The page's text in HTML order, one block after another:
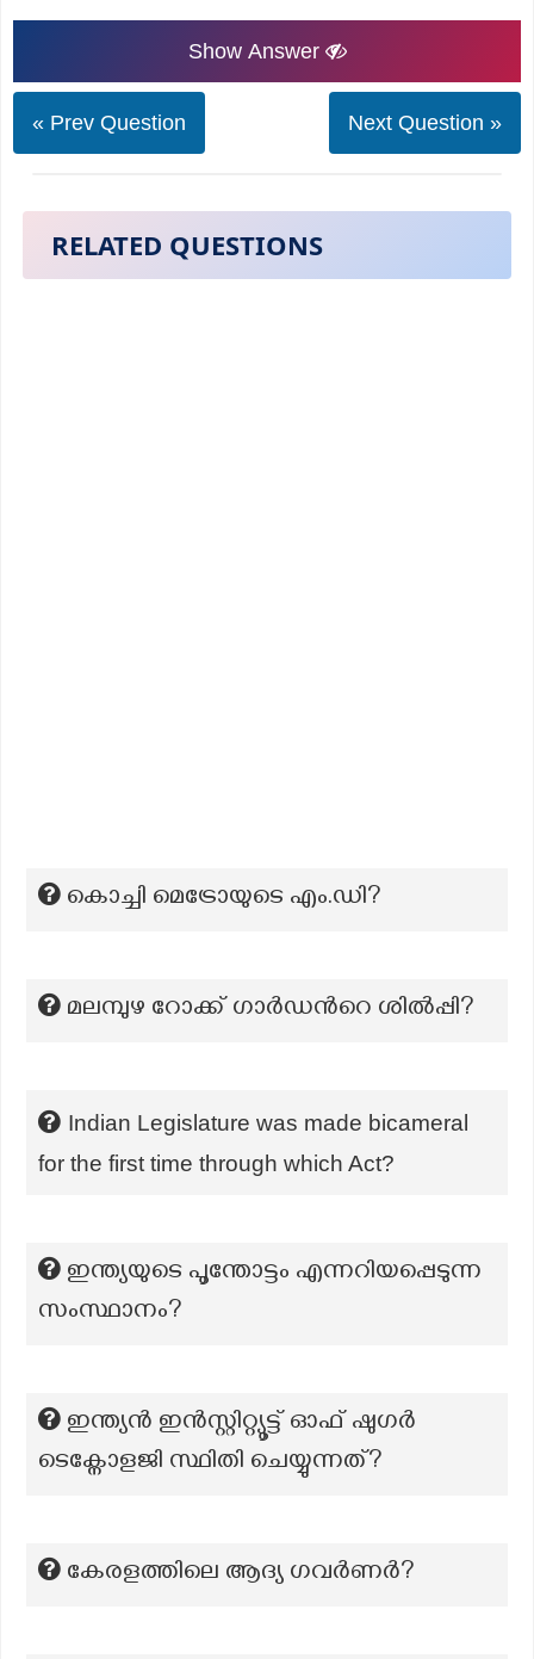
Show Answer
« Prev Question Next Question »
RELATED QUESTIONS
കൊച്ചി മെട്രോയുടെ എം.ഡി?
മലമ്പുഴ റോക്ക് ഗാര്‍ഡന്‍റെ ശില്‍പ്പി?
Indian Legislature was made bicameral
for the first time through which Act?
ഇന്ത്യയുടെ പൂന്തോട്ടം എന്നറിയപ്പെടുന്ന
സംസ്ഥാനം?
ഇന്ത്യൻ ഇൻസ്റ്റിറ്റ്യൂട്ട് ഓഫ് ഷുഗർ
ടെക്നോളജി സ്ഥിതി ചെയ്യുന്നത്?
കേരളത്തിലെ ആദ്യ ഗവർണർ?